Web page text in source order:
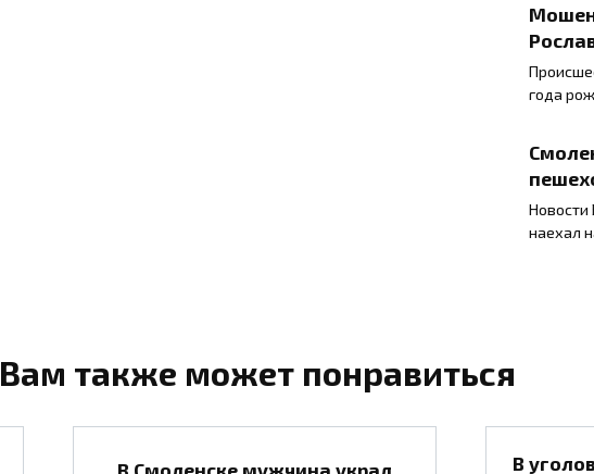
года
Новости
наехал
Вам также может понравиться
В Смоленске мужчина украл
В